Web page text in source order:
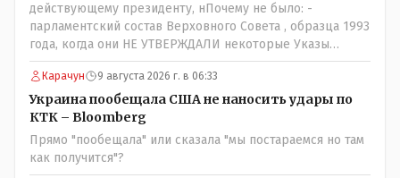
действующему президенту, нПочему не было: -
парламентский состав Верховного Совета , образца 1993
года, когда они НЕ УТВЕРЖДАЛИ некоторые Указы
Назарбаева, особенно в части выборов и перевыборов и
некоторых вопросах внутренней политики, и тогда
Назарбай волевым Указом РАСПУСТИЛ этот бунтарский
состав. Имя - Серикболсын Абдильдин вам знакомо -
юывший секретарь ЦК КП Казахстана , впоследствии -
депутат Верховного Совета и Мажлиса и Председатель
партии коммунстов- он в то время и после и причём
Карачун 9 августа 2026 г. в 06:33
Украина пообещала США не наносить удары по
КТК – Bloomberg
Прямо "пообещала" или сказала "мы постараемся но там
как получится"?